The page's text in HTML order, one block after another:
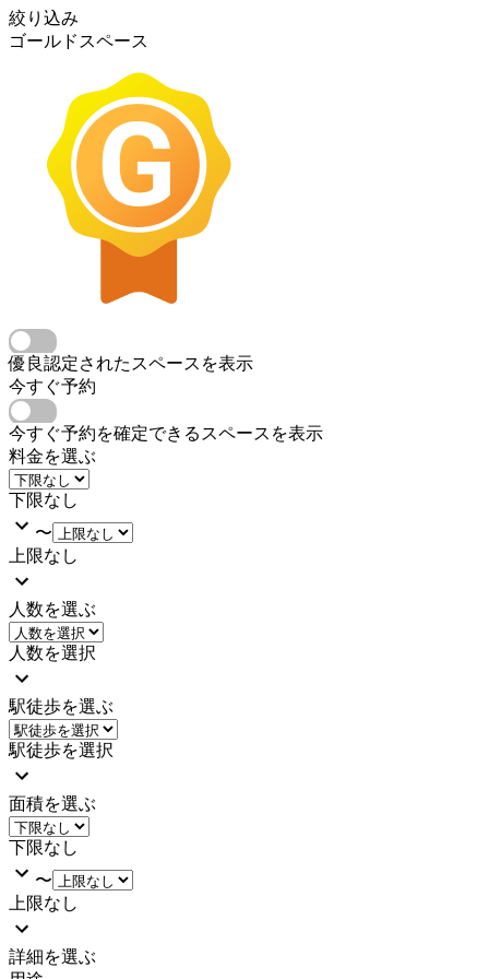
絞り込み
ゴールドスペース
優良認定されたスペースを表示
今すぐ予約
今すぐ予約を確定できるスペースを表示
料金を選ぶ
下限なし
〜
上限なし
人数を選ぶ
人数を選択
駅徒歩を選ぶ
駅徒歩を選択
面積を選ぶ
下限なし
〜
上限なし
詳細を選ぶ